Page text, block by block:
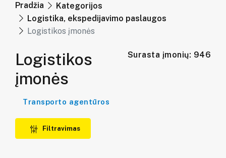
Pradžia
Kategorijos
Logistika, ekspedijavimo paslaugos
Logistikos įmonės
Logistikos
įmonės
Surasta įmonių: 946
Transporto agentūros
Filtravimas